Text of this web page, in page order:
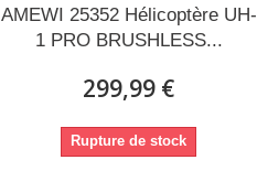
AMEWI 25352 Hélicoptère UH-
1 PRO BRUSHLESS...
299,99 €
Rupture de stock